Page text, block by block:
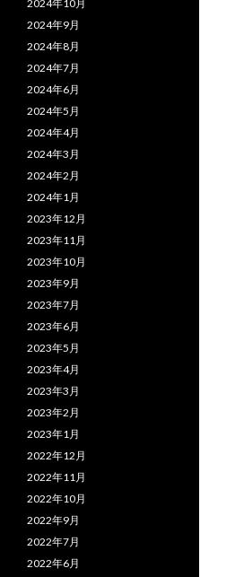
2024年10月
2024年9月
2024年8月
2024年7月
2024年6月
2024年5月
2024年4月
2024年3月
2024年2月
2024年1月
2023年12月
2023年11月
2023年10月
2023年9月
2023年7月
2023年6月
2023年5月
2023年4月
2023年3月
2023年2月
2023年1月
2022年12月
2022年11月
2022年10月
2022年9月
2022年7月
2022年6月